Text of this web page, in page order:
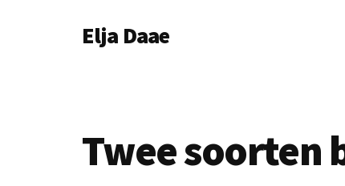
Additional
Elja Daae
Twee soorten